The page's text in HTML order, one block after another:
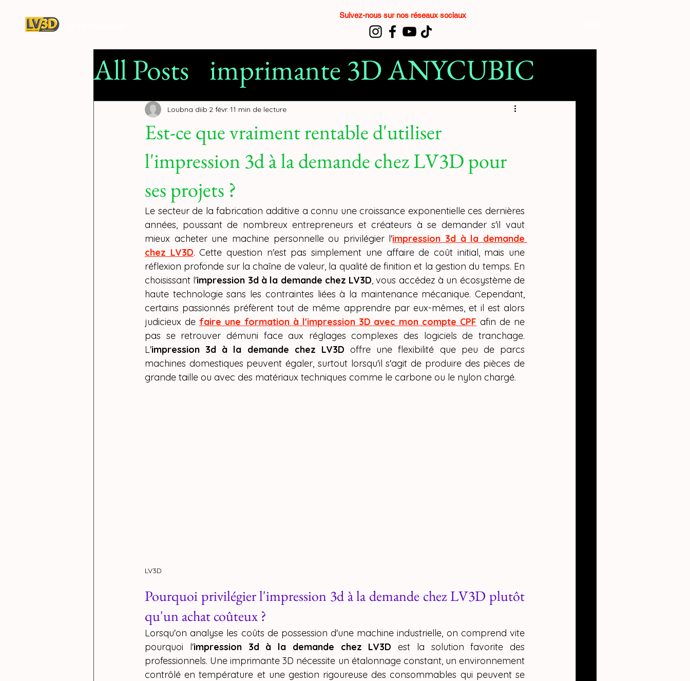
Suivez-nous sur nos réseaux sociaux
All Posts imprimante 3D ANYCUBIC
Filament ANYCUBIC imprimante 3D
impression 3D filament 3D
concession LV3D
CREALITY SPARKX i7 Color Combo
formation impression 3D
Est-ce que vraiment rentable d'utiliser
l'impression 3d à la demande chez LV3D pour
ses projets ?
Loubna diib 2 févr. 11 min de lecture
Le secteur de la fabrication additive a connu une croissance exponentielle ces dernières
années, poussant de nombreux entrepreneurs et créateurs à se demander s'il vaut
mieux acheter une machine personnelle ou privilégier l'impression 3d à la demande
chez LV3D. Cette question n'est pas simplement une affaire de coût initial, mais une
réflexion profonde sur la chaîne de valeur, la qualité de finition et la gestion du temps. En
choisissant l'impression 3d à la demande chez LV3D, vous accédez à un écosystème de
haute technologie sans les contraintes liées à la maintenance mécanique. Cependant,
certains passionnés préfèrent tout de même apprendre par eux-mêmes, et il est alors
judicieux de faire une formation à l'impression 3D avec mon compte CPF afin de ne
pas se retrouver démuni face aux réglages complexes des logiciels de tranchage.
L'impression 3d à la demande chez LV3D offre une flexibilité que peu de parcs
machines domestiques peuvent égaler, surtout lorsqu'il s'agit de produire des pièces de
grande taille ou avec des matériaux techniques comme le carbone ou le nylon chargé.
LV3D
Pourquoi privilégier l'impression 3d à la demande chez LV3D plutôt
qu'un achat coûteux ?
Lorsqu'on analyse les coûts de possession d'une machine industrielle, on comprend vite
pourquoi l'impression 3d à la demande chez LV3D est la solution favorite des
professionnels. Une imprimante 3D nécessite un étalonnage constant, un environnement
contrôlé en température et une gestion rigoureuse des consommables qui peuvent se